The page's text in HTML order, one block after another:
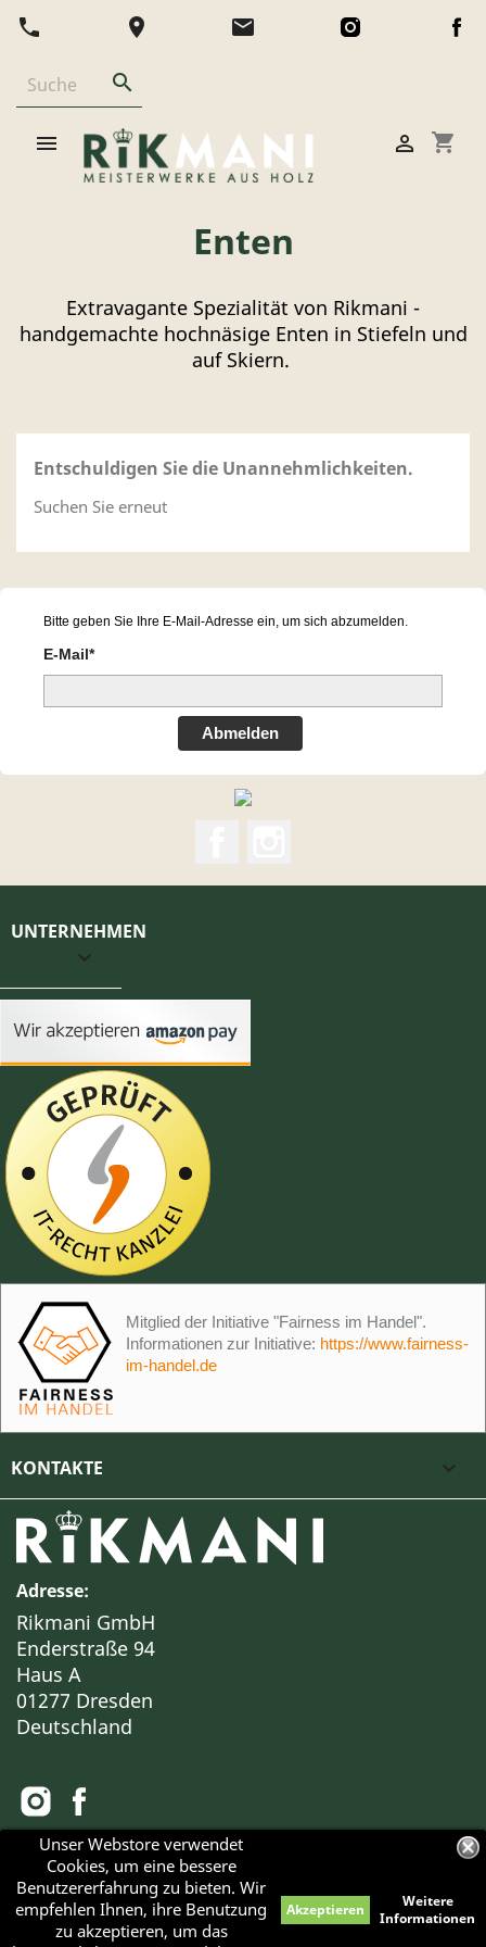
phone location_on email

 shopping_cart

Unser Webstore verwendet
Cookies, um eine bessere
Benutzererfahrung zu bieten. Wir
empfehlen Ihnen, ihre Benutzung
zu akzeptieren, um das
Akzeptieren
Weitere
Informationen
Enten
Extravagante Spezialität von Rikmani -
handgemachte hochnäsige Enten in Stiefeln und
auf Skiern.
Entschuldigen Sie die Unannehmlichkeiten.
Suchen Sie erneut
Haben Sie Fragen?
Bei Interesse an einer BESICHTIGUNG unserer Objekte
Bitte geben Sie Ihre E-Mail-Adresse ein, um sich abzumelden.
E-Mail*
Abmelden
UNTERNEHMEN

Mitglied der Initiative "Fairness im Handel".
Informationen zur Initiative: https://www.fairness-
im-handel.de
KONTAKTE 
Adresse:
Rikmani GmbH
Enderstraße 94
Haus A
01277 Dresden
Deutschland
Alle Preise verstehen sich inklusive Mehrwertsteuer
© 2026 - RIKMANI™